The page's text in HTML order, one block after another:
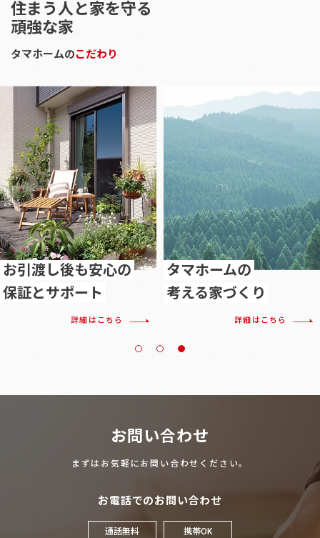
住まう人と家を守る
頑強な家
タマホームのこだわり
お引渡し後も安心の
保証とサポート
詳細はこちら
タマホームの
考える家づくり
詳細はこちら
お問い合わせ
まずはお気軽にお問い合わせください。
お電話でのお問い合わせ
通話無料 携帯OK